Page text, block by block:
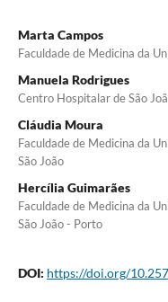
Marta Campos
Faculdade de Medicina da
Manuela Rodrigues
Centro Hospitalar de São
Cláudia Moura
Faculdade de Medicina da
São João
Hercília Guimarães
Faculdade de Medicina da
São João - Porto
DOI: https://doi.org/